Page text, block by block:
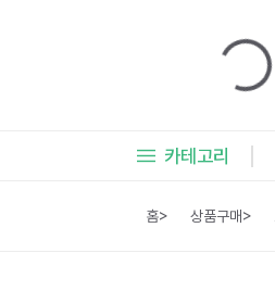
카테고리
홈> 상품구매>